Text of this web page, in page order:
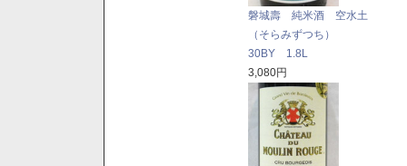
磐城壽 純米酒 空水土
（そらみずつち）
30BY 1.8L
3,080円